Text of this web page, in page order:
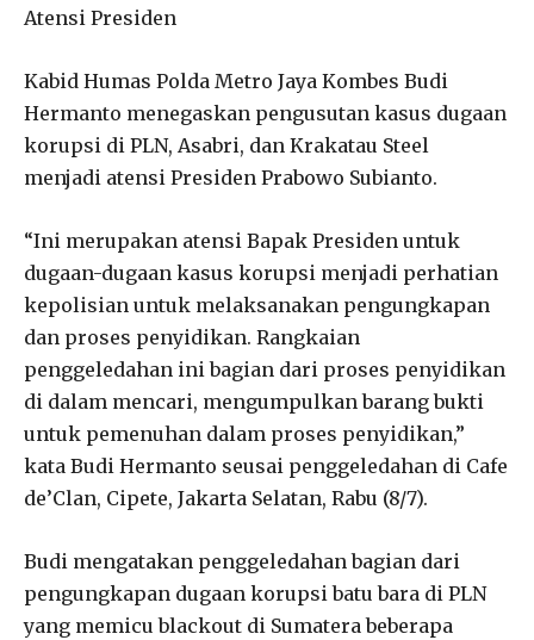
Atensi Presiden
Kabid Humas Polda Metro Jaya Kombes Budi
Hermanto menegaskan pengusutan kasus dugaan
korupsi di PLN, Asabri, dan Krakatau Steel
menjadi atensi Presiden Prabowo Subianto.
“Ini merupakan atensi Bapak Presiden untuk
dugaan-dugaan kasus korupsi menjadi perhatian
kepolisian untuk melaksanakan pengungkapan
dan proses penyidikan. Rangkaian
penggeledahan ini bagian dari proses penyidikan
di dalam mencari, mengumpulkan barang bukti
untuk pemenuhan dalam proses penyidikan,”
kata Budi Hermanto seusai penggeledahan di Cafe
de’Clan, Cipete, Jakarta Selatan, Rabu (8/7).
Budi mengatakan penggeledahan bagian dari
pengungkapan dugaan korupsi batu bara di PLN
yang memicu blackout di Sumatera beberapa